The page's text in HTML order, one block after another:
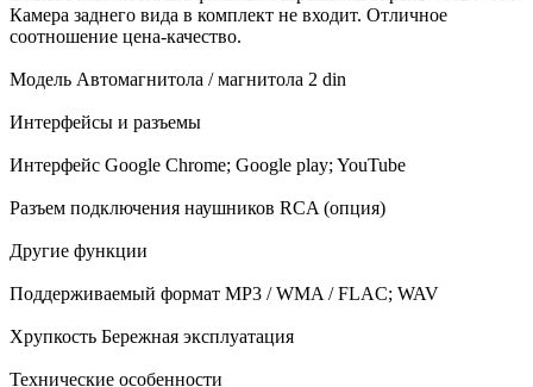
Камера заднего вида в комплект не входит. Отличное
соотношение цена-качество.
Модель Автомагнитола / магнитола 2 din
Интерфейсы и разъемы
Интерфейс Google Chrome; Google play; YouTube
Разъем подключения наушников RCA (опция)
Другие функции
Поддерживаемый формат MP3 / WMA / FLAC; WAV
Хрупкость Бережная эксплуатация
Технические особенности